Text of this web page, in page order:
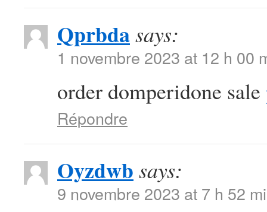
Qprbdasays:
1 novembre 2023 at 12 h 00
order domperidone sale
Répondre
Oyzdwb says:
9 novembre 2023 at 7 h 52